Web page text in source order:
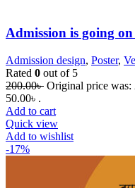
Admission is going on
Admission design, Poster,
Rated 0 out of 5
200.00৳ Original price was:
50.00৳ .
Add to cart
Quick view
Add to wishlist
-17%